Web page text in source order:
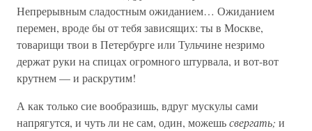
Непрерывным сладостным ожиданием… Ожиданием
перемен, вроде бы от тебя зависящих: ты в Москве,
товарищи твои в Петербурге или Тульчине незримо
держат руки на спицах огромного штурвала, и вот-вот
крутнем — и раскрутим!
А как только сие вообразишь, вдруг мускулы сами
напрягутся, и чуть ли не сам, один, можешьсвергать; и